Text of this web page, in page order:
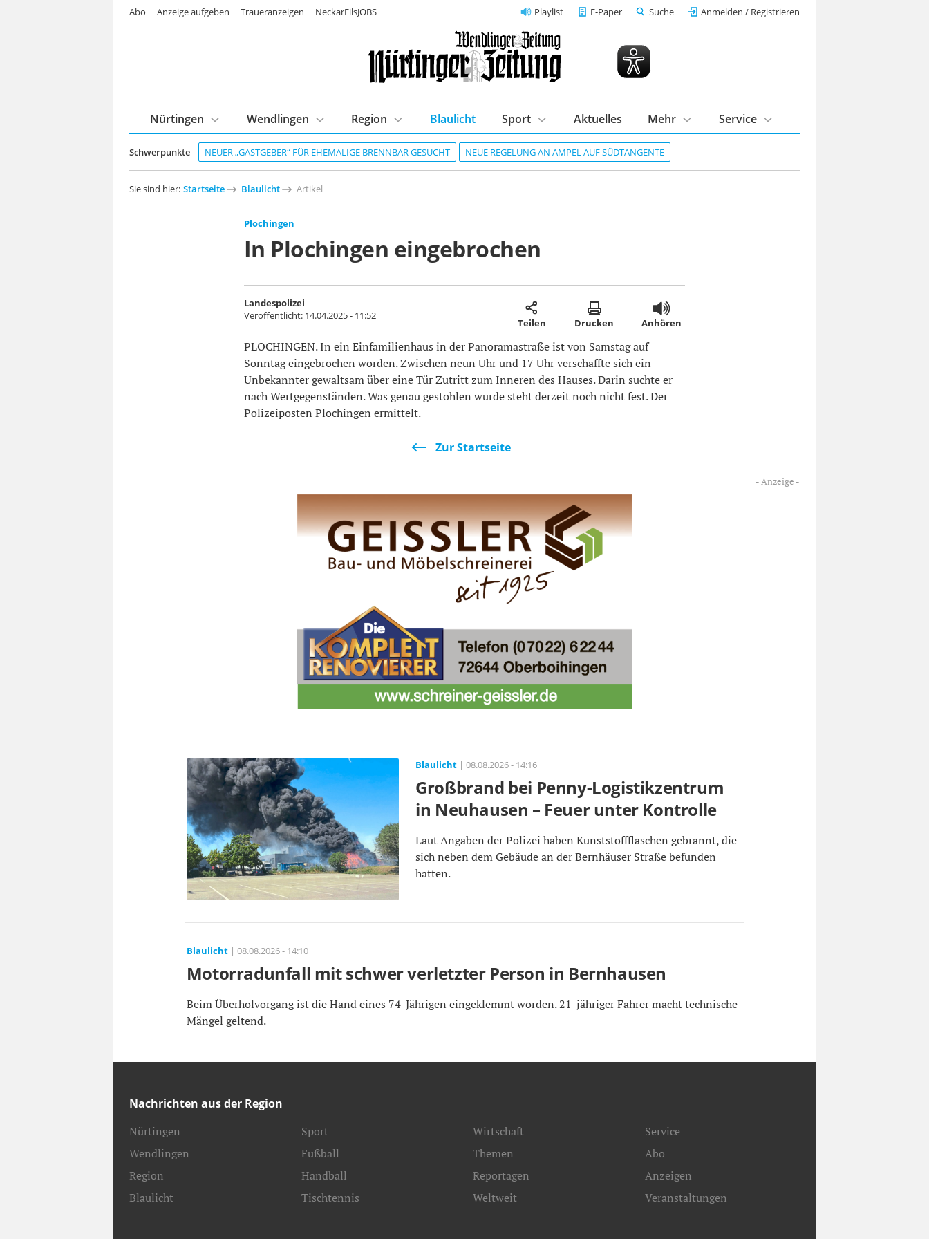
Playlist E-Paper Suche Anmelden / Registrieren
Schwerpunkte NEUER „GASTGEBER“ FÜR EHEMALIGE BRENNBAR GESUCHT NEUE REGELUNG AN AMPEL AUF SÜDTANGENTE
Nürtingen Wendlingen Region Blaulicht Sport Aktuelles Mehr Service
Abo Anzeige aufgeben Traueranzeigen NeckarFilsJOBS
Sie sind hier: Startseite Blaulicht Artikel
Plochingen
In Plochingen eingebrochen
Landespolizei
Veröffentlicht: 14.04.2025 - 11:52
Teilen Drucken Anhören
PLOCHINGEN. In ein Einfamilienhaus in der Panoramastraße ist von Samstag auf
Sonntag eingebrochen worden. Zwischen neun Uhr und 17 Uhr verschaffte sich ein
Unbekannter gewaltsam über eine Tür Zutritt zum Inneren des Hauses. Darin suchte er
nach Wertgegenständen. Was genau gestohlen wurde steht derzeit noch nicht fest. Der
Polizeiposten Plochingen ermittelt.
Zur Startseite
Blaulicht | 08.08.2026 - 14:16
Großbrand bei Penny-Logistikzentrum
in Neuhausen – Feuer unter Kontrolle
Laut Angaben der Polizei haben Kunststoffflaschen gebrannt, die
sich neben dem Gebäude an der Bernhäuser Straße befunden
hatten.
Blaulicht| 08.08.2026 - 14:10
Motorradunfall mit schwer verletzter Person in Bernhausen
Beim Überholvorgang ist die Hand eines 74-Jährigen eingeklemmt worden. 21-jähriger Fahrer macht technische
Mängel geltend.
Nachrichten aus der Region
Nürtingen
Wendlingen
Region
Blaulicht
Sport
Fußball
Handball
Tischtennis
Wirtschaft
Themen
Reportagen
Weltweit
Service
Abo
Anzeigen
Veranstaltungen